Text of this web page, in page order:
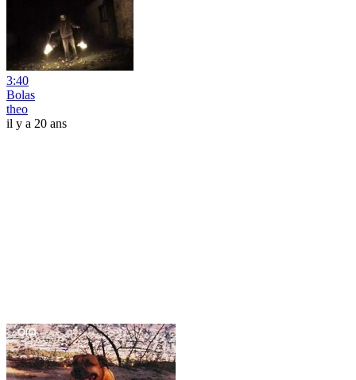
3:40
Bolas
theo
il y a 20 ans